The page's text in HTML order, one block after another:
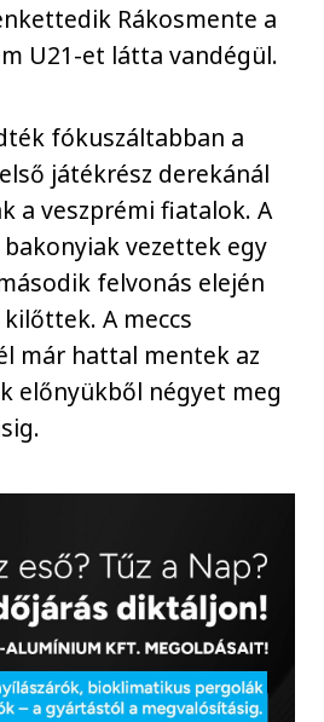
Rákosmente a
U21-et látta vandégül.
fókuszáltabban a
játékrész derekánál
a veszprémi fiatalok. A
vezettek egy
felvonás elején
A meccs
már hattal mentek az
előnyükből négyet meg